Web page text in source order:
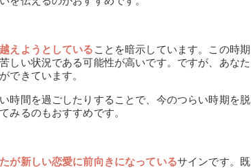
えようとしている ことを暗示しています。この時期
しい状況である可能性が高いです。ですが、あなた
できています。
時間を過ごしたりすることで、今のつらい時期を脱
みるのもおすすめです。
が新しい恋愛に前向きになっているサインです。既